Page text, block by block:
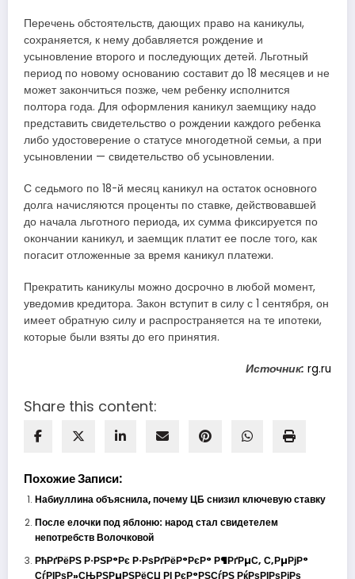
Перечень обстоятельств, дающих право на каникулы,
сохраняется, к нему добавляется рождение и
усыновление второго и последующих детей. Льготный
период по новому основанию составит до 18 месяцев и не
может закончиться позже, чем ребенку исполнится
полтора года. Для оформления каникул заемщику надо
представить свидетельство о рождении каждого ребенка
либо удостоверение о статусе многодетной семьи, а при
усыновлении — свидетельство об усыновлении.
С седьмого по 18-й месяц каникул на остаток основного
долга начисляются проценты по ставке, действовавшей
до начала льготного периода, их сумма фиксируется по
окончании каникул, и заемщик платит ее после того, как
погасит отложенные за время каникул платежи.
Прекратить каникулы можно досрочно в любой момент,
уведомив кредитора. Закон вступит в силу с 1 сентября, он
имеет обратную силу и распространяется на те ипотеки,
которые были взяты до его принятия.
Источник: rg.ru
Share this content:
Похожие Записи:
Набиуллина объяснила, почему ЦБ снизил ключевую ставку
После елочки под яблоню: народ стал свидетелем
непотребств Волочковой
РћРґРёРЅ Р·РЅР°Рє Р·РѕРґРёР°РєР° Р¶РґРµС‚ С‚РµРјР°
СѓРІРѕР»СЊРЅРµРЅРёСЏ РІ РєР°РЅСѓРЅ РќРѕРІРѕРіРѕ